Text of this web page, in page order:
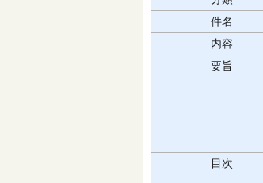
件名
内容
要旨
目次